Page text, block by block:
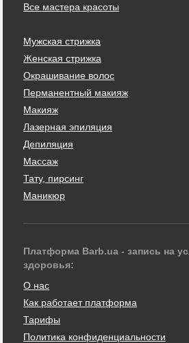
Все мастера красоты
Мужская стрижка
Женская стрижка
Окрашивание волос
Перманентный макияж
Макияж
Лазерная эпиляция
Депиляция
Массаж
Тату, пирсинг
Маникюр
Платформа Barb.ua - запись на
здоровья:
О нас
Как работает платформа
Тарифы
Политика конфиденциальности